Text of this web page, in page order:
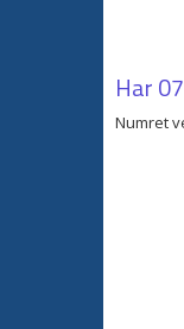
Har
Numret